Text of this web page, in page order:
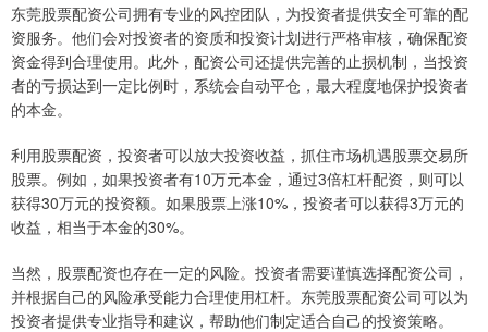
东莞股票配资公司拥有专业的风控团队，为投资者提供安全可靠的配
资服务。他们会对投资者的资质和投资计划进行严格审核，确保配资
资金得到合理使用。此外，配资公司还提供完善的止损机制，当投资
者的亏损达到一定比例时，系统会自动平仓，最大程度地保护投资者
的本金。
利用股票配资，投资者可以放大投资收益，抓住市场机遇股票交易所
股票。例如，如果投资者有10万元本金，通过3倍杠杆配资，则可以
获得30万元的投资额。如果股票上涨10%，投资者可以获得3万元的
收益，相当于本金的30%。
当然，股票配资也存在一定的风险。投资者需要谨慎选择配资公司，
并根据自己的风险承受能力合理使用杠杆。东莞股票配资公司可以为
投资者提供专业指导和建议，帮助他们制定适合自己的投资策略。